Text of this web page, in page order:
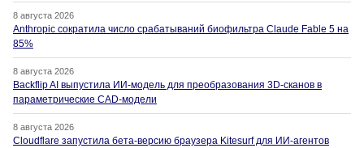
8 августа 2026
Anthropic сократила число срабатываний биофильтра Claude Fable 5 на
85%
8 августа 2026
Backflip AI выпустила ИИ-модель для преобразования 3D-сканов в
параметрические CAD-модели
8 августа 2026
Cloudflare запустила бета-версию браузера Kitesurf для ИИ-агентов